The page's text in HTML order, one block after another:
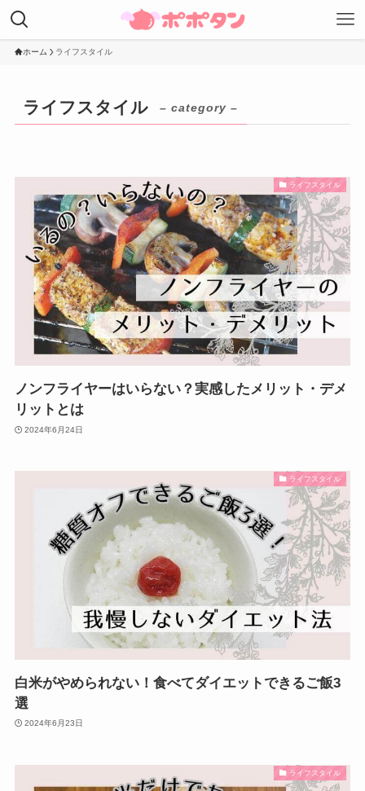
ホーム ライフスタイル
ライフスタイル – category –
ライフスタイル
ノンフライヤーはいらない？実感したメリット・デメ
リットとは
2024年6月24日
ライフスタイル
白米がやめられない！食べてダイエットできるご飯3
選
2024年6月23日
ライフスタイル